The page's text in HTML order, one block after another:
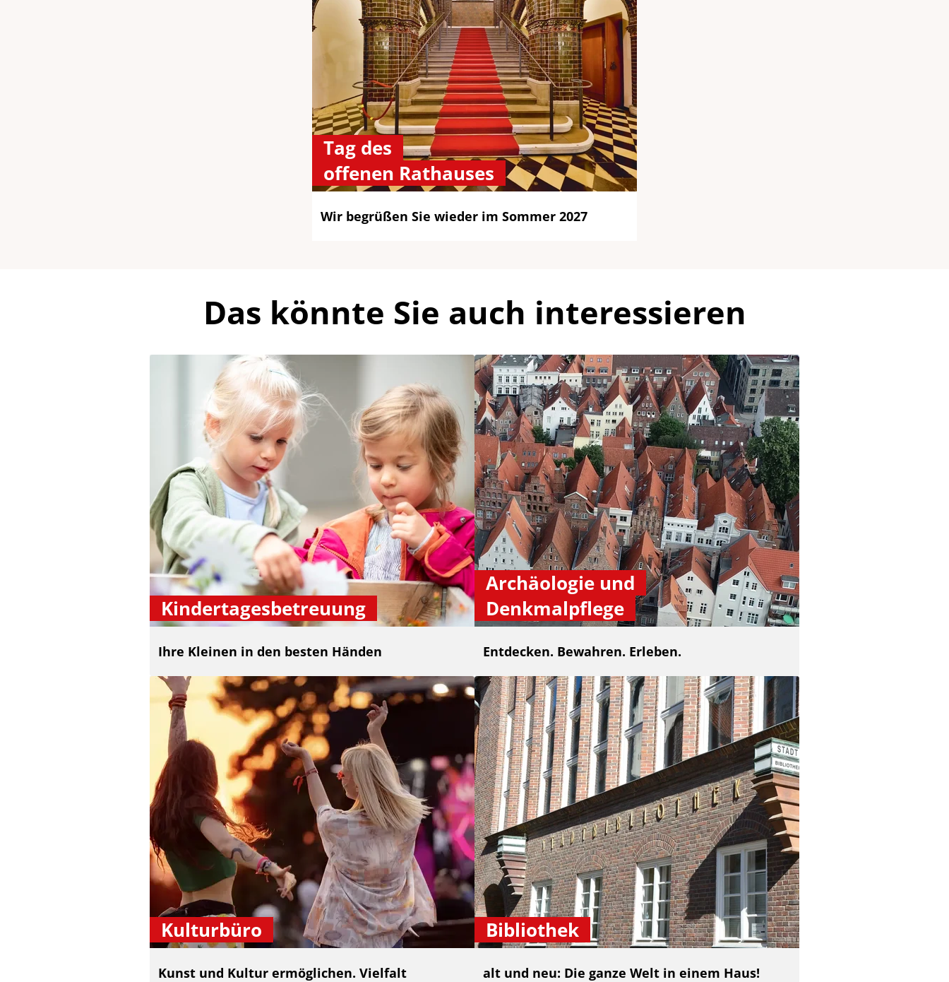
Tag des
offenen Rathauses
Wir begrüßen Sie wieder im Sommer 2027
Das könnte Sie auch interessieren
Kindertagesbetreuung
Ihre Kleinen in den besten Händen
Archäologie und
Denkmalpflege
Entdecken. Bewahren. Erleben.
Kulturbüro
Kunst und Kultur ermöglichen. Vielfalt
Bibliothek
alt und neu: Die ganze Welt in einem Haus!